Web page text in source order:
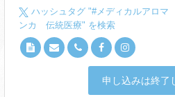
ハッシュタグ "#メディカルアロ
ンカ 伝統医療" を検索
申し込みは終了